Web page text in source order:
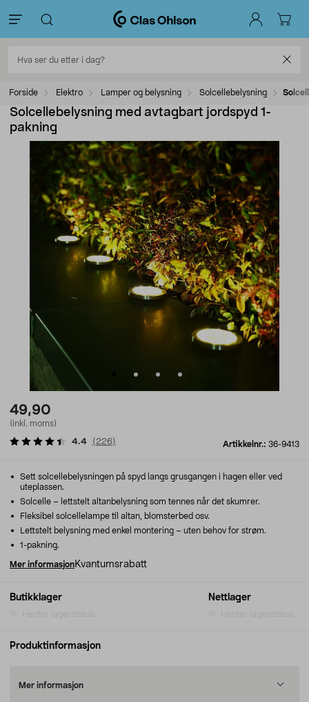
Forside Elektro Lamper og belysning Solcellebelysning
Solcellebelysning med avtagbart jordspyd 1-
pakning
49,90
(inkl. moms)
Artikkelnr.: 36-9413
4.4 ( 226)
Butikklager Nettlager
Sett solcellebelysningen på spyd langs grusgangen i hagen eller ved
uteplassen.
Solcelle – lettstelt altanbelysning som tennes når det skumrer.
Fleksibel solcellelampe til altan, blomsterbed osv.
Lettstelt belysning med enkel montering – uten behov for strøm.
1-pakning.
Mer informasjonKvantumsrabatt
Produktinformasjon
Mer informasjon